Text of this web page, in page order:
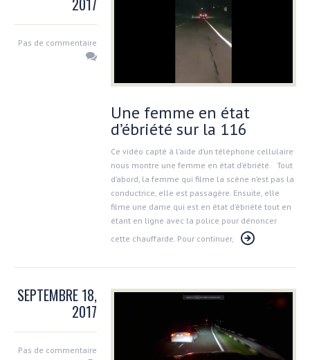
2017
Pas de commentaire
Une femme en état
d’ébriété sur la 116
Ce vidéo capté à l’aide d’un téléphone cellulaire
nous montre une femme en état d’ébriété. Tout
d’abord, la femme qui filme la scène n’est pas la
conductrice, elle est passagère. Ensuite, elle
filme une dame qui est en état d’ébriété tout en
étant en ligne avec la police pour dénoncer
cette chauffarde. Pour continuer,
SEPTEMBRE 18,
2017
Pas de commentaire